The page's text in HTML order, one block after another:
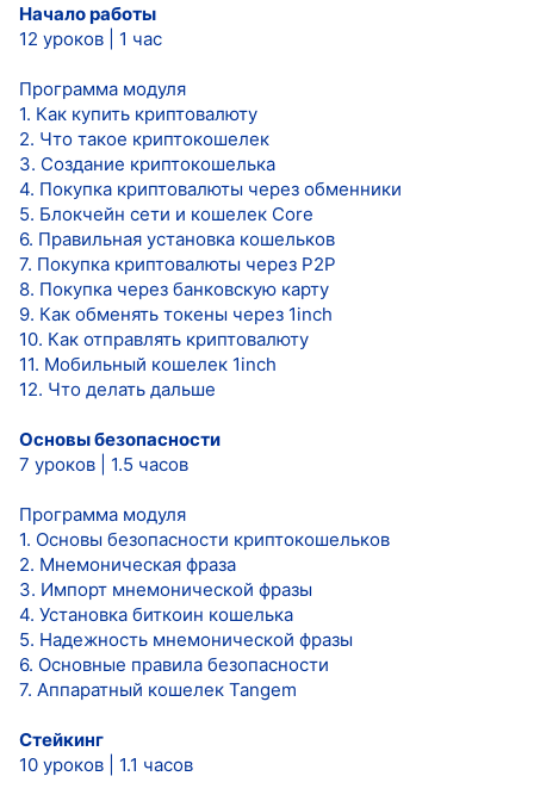
Начало работы
12 уроков | 1 час
Программа модуля
1. Как купить криптовалюту
2. Что такое криптокошелек
3. Создание криптокошелька
4. Покупка криптовалюты через обменники
5. Блокчейн сети и кошелек Core
6. Правильная установка кошельков
7. Покупка криптовалюты через P2P
8. Покупка через банковскую карту
9. Как обменять токены через 1inch
10. Как отправлять криптовалюту
11. Мобильный кошелек 1inch
12. Что делать дальше
Основы безопасности
7 уроков | 1.5 часов
Программа модуля
1. Основы безопасности криптокошельков
2. Мнемоническая фраза
3. Импорт мнемонической фразы
4. Установка биткоин кошелька
5. Надежность мнемонической фразы
6. Основные правила безопасности
7. Аппаратный кошелек Tangem
Стейкинг
10 уроков | 1.1 часов